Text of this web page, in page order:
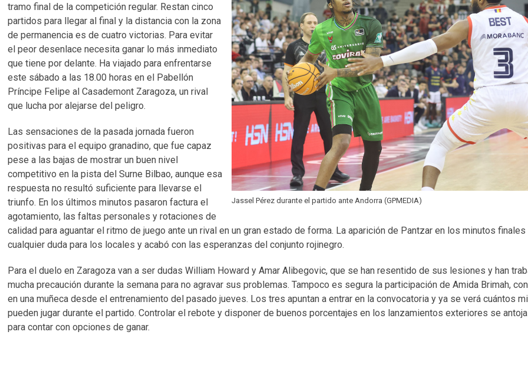
Jassel Pérez durante el partido ante Andorra (GPMEDIA)
tramo final de la competición regular. Restan cinco
partidos para llegar al final y la distancia con la zona
de permanencia es de cuatro victorias. Para evitar
el peor desenlace necesita ganar lo más inmediato
que tiene por delante. Ha viajado para enfrentarse
este sábado a las 18.00 horas en el Pabellón
Príncipe Felipe al Casademont Zaragoza, un rival
que lucha por alejarse del peligro.
Las sensaciones de la pasada jornada fueron
positivas para el equipo granadino, que fue capaz
pese a las bajas de mostrar un buen nivel
competitivo en la pista del Surne Bilbao, aunque esa
respuesta no resultó suficiente para llevarse el
triunfo. En los últimos minutos pasaron factura el
agotamiento, las faltas personales y rotaciones de
calidad para aguantar el ritmo de juego ante un rival en un gran estado de forma. La aparición de Pantzar en los minutos
cualquier duda para los locales y acabó con las esperanzas del conjunto rojinegro.
Para el duelo en Zaragoza van a ser dudas William Howard y Amar Alibegovic, que se han resentido de sus lesiones y han
mucha precaución durante la semana para no agravar sus problemas. Tampoco es segura la participación de Amida Brimah,
en una muñeca desde el entrenamiento del pasado jueves. Los tres apuntan a entrar en la convocatoria y ya se verá cuántos
pueden jugar durante el partido. Controlar el rebote y disponer de buenos porcentajes en los lanzamientos exteriores se
para contar con opciones de ganar.